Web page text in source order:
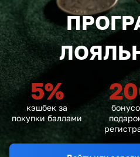
5%
кэшбек за
покупки баллами